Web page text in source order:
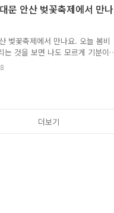
초대합니다~ :: 2016 서대문 안산
) ~ 4.10(일) 오후 2시 7시 장 소 :
케치, 드림뮤지컬, 노니, 정초롱,
문 안산 벚꽃축제에서 만나
벚꽃축제에서 만나요. 오늘 봄비
는 것을 보면 나도 모르게 기분이
나면 우리를 찾아올 봄꽃 때문이
장 인기가 많은 벚꽃은 언제쯤
6일경 만날 수 있을 전망이에요.
더보기